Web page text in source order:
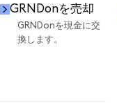
GRNDonを売却
GRNDonを現金に交
換します。